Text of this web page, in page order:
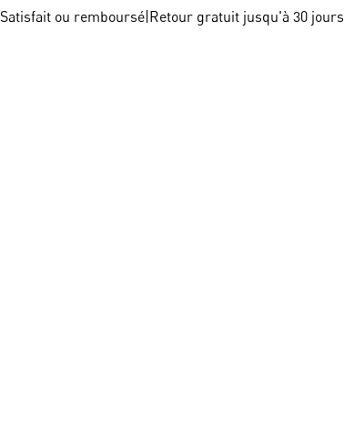
Satisfait ou remboursé Retour gratuit jusqu'à 30 jours